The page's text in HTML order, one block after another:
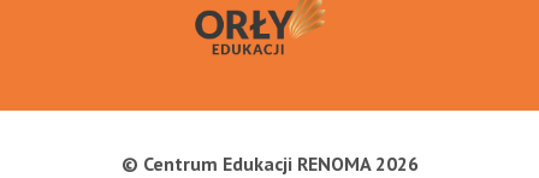
© Centrum Edukacji RENOMA 2026